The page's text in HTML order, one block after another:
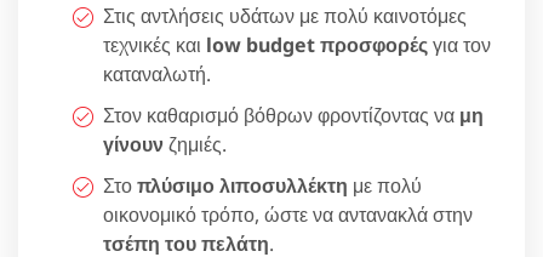
Στις αντλήσεις υδάτων με πολύ καινοτόμες
τεχνικές και low budget προσφορέςγια τον
καταναλωτή.
Στον καθαρισμό βόθρων φροντίζοντας να μη
γίνουνζημιές.
Στοπλύσιμο λιποσυλλέκτη με πολύ
οικονομικό τρόπο, ώστε να αντανακλά στην
τσέπη του πελάτη.